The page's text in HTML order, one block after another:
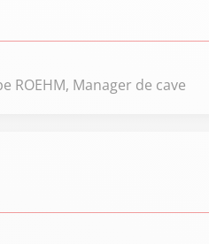
ROEHM, Manager de cave